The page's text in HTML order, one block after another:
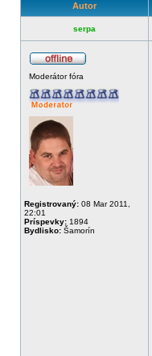
Autor
serpa
Moderátor fóra
Registrovaný: 08 Mar 2011,
22:01
Príspevky: 1894
Bydlisko: Šamorín